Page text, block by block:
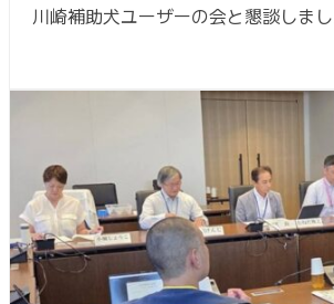
川崎補助犬ユーザーの会と懇談しまし